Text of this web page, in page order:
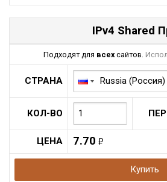
IPv4 Shared
Подходят для всех сайтов.
СТРАНА
КОЛ-ВО
ЦЕНА 7.70 руб.
Купить